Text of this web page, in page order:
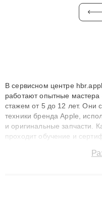
В сервисном центре
работают опытные
стажем от 5 до 12 лет. Они
техники бренда Apple,
и оригинальные запчасти.
проходит обучение и
сохранением гарантии до